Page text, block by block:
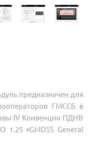
предназначен для
ГМССБ в
IV Конвенции ПДНВ
«GMDSS General